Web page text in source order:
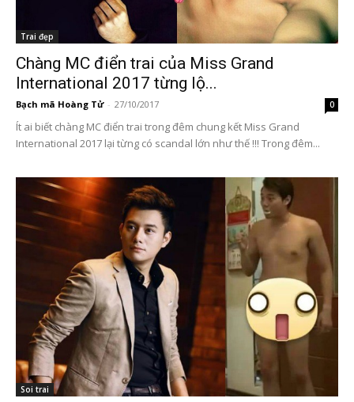
Trai đẹp
Chàng MC điển trai của Miss Grand
International 2017 từng lộ...
Bạch mã Hoàng Tử - 27/10/2017 0
Ít ai biết chàng MC điển trai trong đêm chung kết Miss Grand
International 2017 lại từng có scandal lớn như thế !!! Trong đêm...
Soi trai